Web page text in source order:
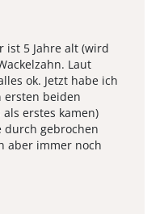
ist 5 Jahre alt (wird
Laut
ok. Jetzt habe ich
ersten beiden
erstes kamen)
durch gebrochen
aber immer noch